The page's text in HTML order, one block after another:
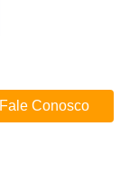
Fale Conosco